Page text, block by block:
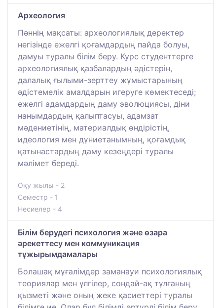
Археология
Пәннің мақсаты: археологиялық деректер
негізінде ежелгі қоғамдардың пайда болуы,
дамуы туралы білім беру. Курс студенттерге
археологиялық қазбалардың әдістерін,
далалық ғылыми-зерттеу жұмыстарының
әдістемелік амалдарын игеруге көмектеседі;
ежелгі адамдардың даму эволюциясы, діни
нанымдардың қалыптасуы, адамзат
мәдениетінің, материалдық өндірістің,
идеология мен дүниетанымның, қоғамдық
қатынастардың даму кезеңдері туралы
мәлімет береді.
Оқу жылы - 2
Семестр - 1
Несиелер - 4
Білім берудегі психология және өзара
әрекеттесу мен коммуникация
тұжырымдамалары
Болашақ мұғалімдер заманауи психологиялық
теориялар мен үлгілер, сондай-ақ тұлғаның
қызметі және оның жеке қасиеттері туралы